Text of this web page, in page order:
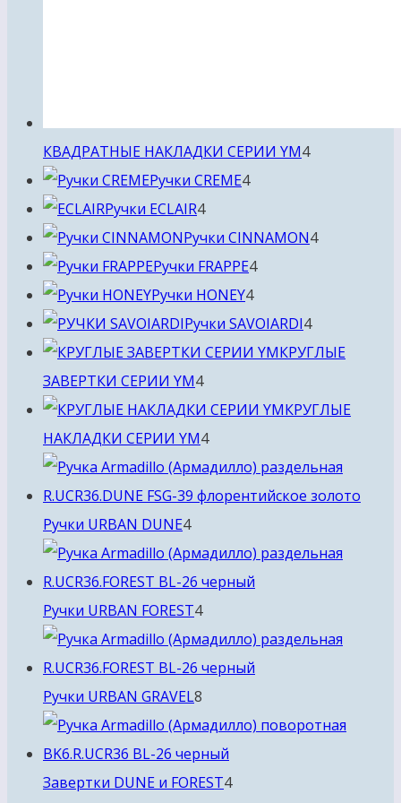
КВАДРАТНЫЕ НАКЛАДКИ СЕРИИ YM44
Ручки CREME44
Ручки ECLAIR44
товара
Ручки CINNAMON44
Ручки FRAPPE44
Ручки HONEY44
товара
Ручки SAVOIARDI44
товара
КРУГЛЫЕ
ЗАВЕРТКИ СЕРИИ YM44
товара
КРУГЛЫЕ
НАКЛАДКИ СЕРИИ YM44
товара
Ручки URBAN DUNE44
товара
Ручки URBAN FOREST44
товара
Ручки URBAN GRAVEL8
товаров
Завертки DUNE и FOREST44